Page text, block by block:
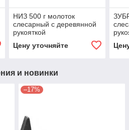
НИЗ 500 г молоток
слесарный с деревянной
рукояткой
Цену уточняйте
и новинки
–17%